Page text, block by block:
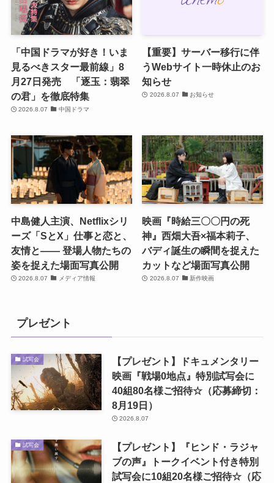
「中国ドラマが好き！いま
見るべきスター最前線」8
月27日発売 「逐玉：翡翠
の君」を徹底特集
2026.8.07 中国ドラマ
【重要】サーバー移行に伴
うWebサイト一時休止のお
知らせ
2026.8.07 お知らせ
中島健人主演、Netflixシリ
ーズ「SとX」仕事と恋と、
友情と―― 登場人物たちの
姿を捉えた場面写真公開
2026.8.07 メディア情報
映画『時給三〇〇円の死
神』西畑大吾×福本莉子、
バディ誕生の瞬間を捉えた
カットなど場面写真公開
2026.8.07 新作映画
プレゼント
試写会
【プレゼント】ドキュメンタリー
映画『戦場0地点』特別試写会に
40組80名様ご招待☆（応募締切：
8月19日）
2026.8.07
試写会
【プレゼント】『ヒンド・ラジャ
ブの声』トークイベント付き特別
試写会に10組20名様ご招待☆（応